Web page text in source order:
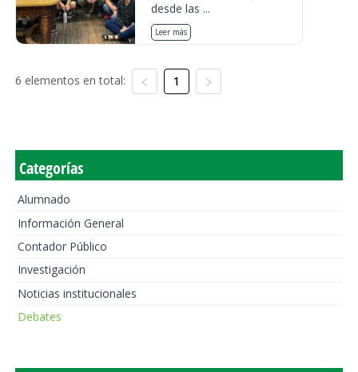
desde las ...
Leer más
6 elementos en total: 1
Categorías
Alumnado
Información General
Contador Público
Investigación
Noticias institucionales
Debates